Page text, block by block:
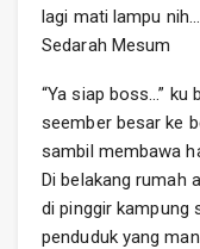
lagi mati lampu
Sedarah Mesum
“Ya siap boss…” ku
seember besar ke
sambil membawa
Di belakang rumah
di pinggir kampung
penduduk yang